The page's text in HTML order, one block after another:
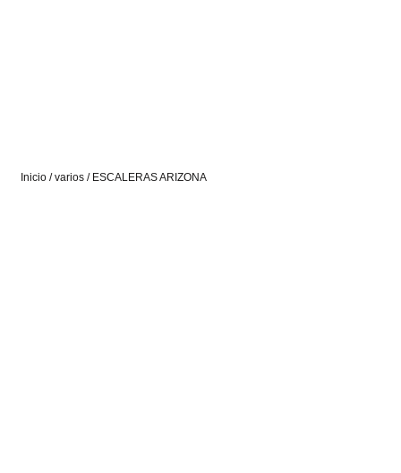
Inicio /varios / ESCALERAS ARIZONA